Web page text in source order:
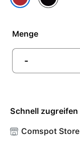
Menge
-
Schnell zugreifen
Comspot Store